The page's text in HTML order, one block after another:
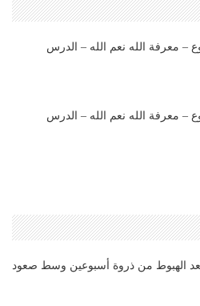
– معرفة الله نعم الله – الدرس
– معرفة الله نعم الله – الدرس
الهبوط من ذروة أسبوعين وسط صعود